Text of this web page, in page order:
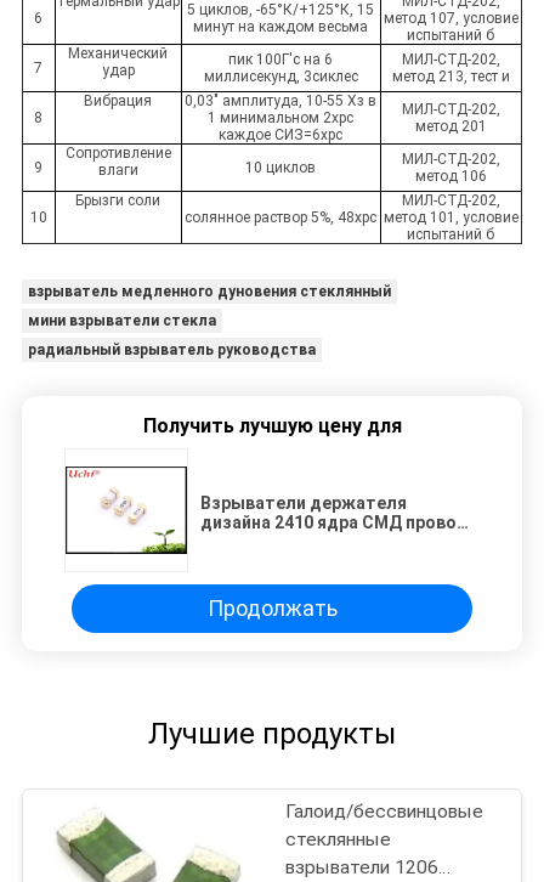
6
5 циклов, -65°К/+125°К, 15
минут на каждом весьма
метод 107, условие
испытаний б
7
Механический
удар
пик 100Г'с на 6
миллисекунд, 3сиклес
МИЛ-СТД-202,
метод 213, тест и
8
Вибрация
0,03" амплитуда, 10-55 Хз в
1 минимальном 2хрс
каждое СИЗ=6хрс
МИЛ-СТД-202,
метод 201
9
Сопротивление
влаги
10 циклов
МИЛ-СТД-202,
метод 106
10
Брызги соли
солянное раствор 5%, 48хрс
МИЛ-СТД-202,
метод 101, условие
испытаний б
взрыватель медленного дуновения стеклянный
мини взрыватели стекла
радиальный взрыватель руководства
Получить лучшую цену для
Взрыватели держателя
дизайна 2410 ядра СМД провода
предохранения от перегрузок по
току
Продолжать
Лучшие продукты
Галоид/бессвинцовые
стеклянные
взрыватели 1206